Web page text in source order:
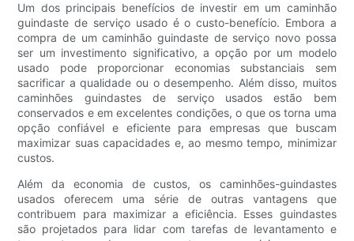
Um dos principais benefícios de investir em um caminhão
guindaste de serviço usado é o custo-benefício. Embora a
compra de um caminhão guindaste de serviço novo possa
ser um investimento significativo, a opção por um modelo
usado pode proporcionar economias substanciais sem
sacrificar a qualidade ou o desempenho. Além disso, muitos
caminhões guindastes de serviço usados ​​estão bem
conservados e em excelentes condições, o que os torna uma
opção confiável e eficiente para empresas que buscam
maximizar suas capacidades e, ao mesmo tempo, minimizar
custos.
Além da economia de custos, os caminhões-guindastes
usados ​​oferecem uma série de outras vantagens que
contribuem para maximizar a eficiência. Esses guindastes
são projetados para lidar com tarefas de levantamento e